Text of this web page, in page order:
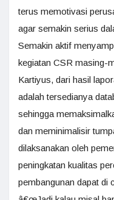
terus memotivasi
agar semakin serius
Semakin aktif
kegiatan CSR masing-
Kartiyus, dari hasil
adalah tersedianya
sehingga
dan meminimalisir
dilaksanakan oleh
peningkatan kualitas
pembangunan dapat di